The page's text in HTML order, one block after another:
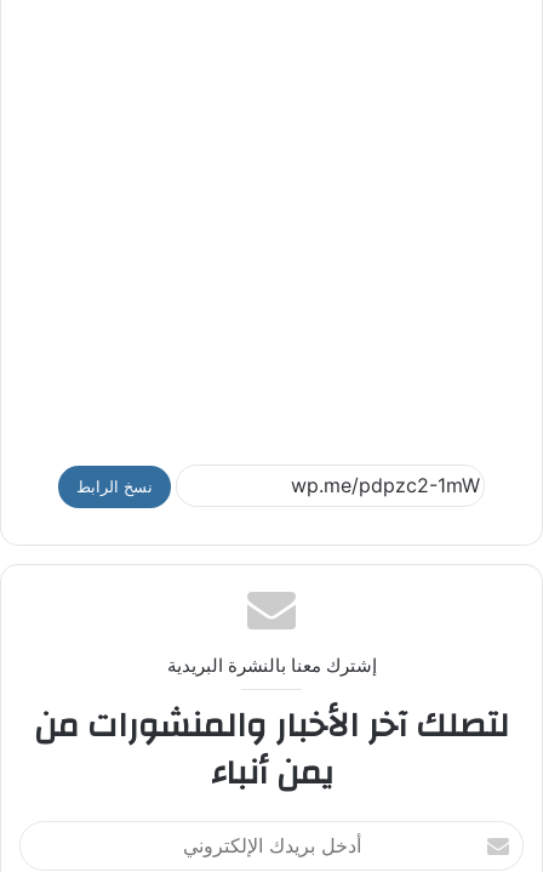
نسخ الرابط
إشترك معنا بالنشرة البريدية
لتصلك آخر الأخبار والمنشورات من
يمن أنباء
أ
د